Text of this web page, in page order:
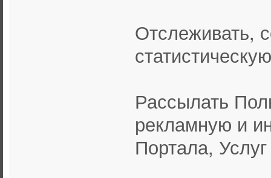
Отслеживать,
Рассылать
рекламную и
Портала,